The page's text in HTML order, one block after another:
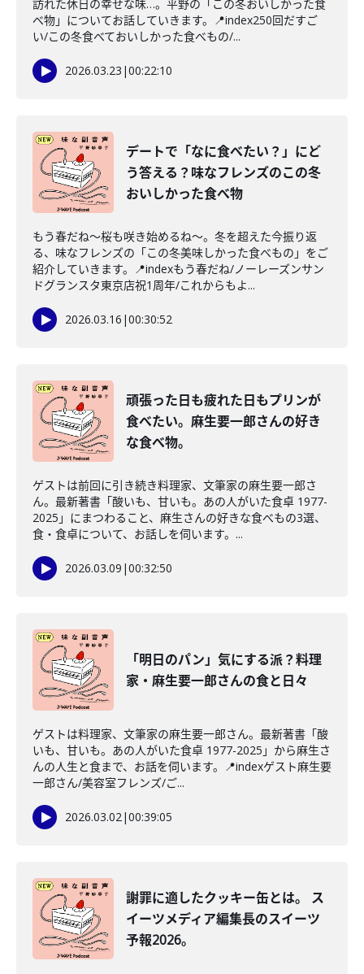
訪れた休日の幸せな味…。平野の「この冬おいしかった食
べ物」についてお話していきます。📍index250回だすご
い/この冬食べておいしかった食べもの/...
2026.03.23 |00:22:10
デートで「なに食べたい？」にど
う答える？味なフレンズのこの冬
おいしかった食べ物
もう春だね〜桜も咲き始めるね〜。冬を超えた今振り返
る、味なフレンズの「この冬美味しかった食べもの」をご
紹介していきます。📍indexもう春だね/ノーレーズンサン
ドグランスタ東京店祝1周年/これからもよ...
2026.03.16 |00:30:52
頑張った日も疲れた日もプリンが
食べたい。麻生要一郎さんの好き
な食べ物。
ゲストは前回に引き続き料理家、文筆家の麻生要一郎さ
ん。最新著書「酸いも、甘いも。あの人がいた食卓 1977-
2025」にまつわること、麻生さんの好きな食べもの3選、
食・食卓について、お話しを伺います。...
2026.03.09 |00:32:50
「明日のパン」気にする派？料理
家・麻生要一郎さんの食と日々
ゲストは料理家、文筆家の麻生要一郎さん。最新著書「酸
いも、甘いも。あの人がいた食卓 1977-2025」から麻生さ
んの人生と食まで、お話を伺います。📍indexゲスト麻生要
一郎さん/美容室フレンズ/ご...
2026.03.02|00:39:05
謝罪に適したクッキー缶とは。 ス
イーツメディア編集長のスイーツ
予報2026。